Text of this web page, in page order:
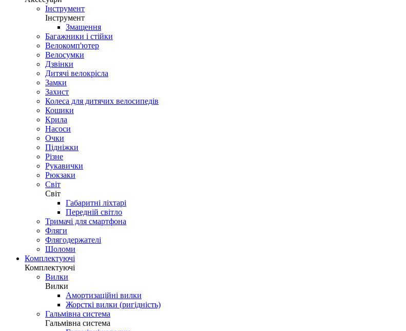
Інструмент
Інструмент
Змащення
Багажники і стійки
Велокомп'ютер
Велосумки
Дзвінки
Дитячі велокрісла
Замки
Захист
Колеса для дитячих велосипедів
Кошики
Крила
Насоси
Очки
Підніжки
Різне
Рукавички
Рюкзаки
Світ
Світ
Габаритні ліхтарі
Передній світло
Тримачі для смартфона
Фляги
Флягодержателі
Шоломи
Комплектуючі
Комплектуючі
Вилки
Вилки
Амортизаційні вилки
Жорсткі вилки (ригідність)
Гальмівна система
Гальмівна система